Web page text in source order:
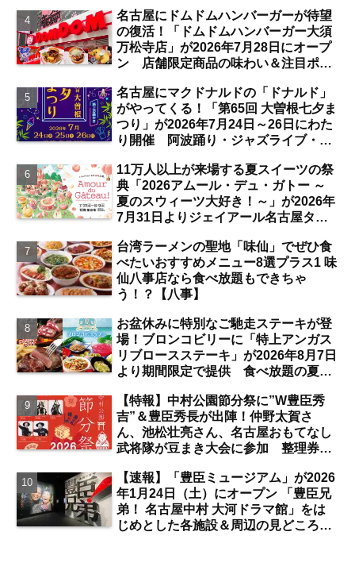
名古屋にドムドムハンバーガーが待望
の復活！「ドムドムハンバーガー大須
万松寺店」が2026年7月28日にオープ
ン 店舗限定商品の味わい＆注目ポイ
津／独自取材】
名古屋にマクドナルドの「ドナルド」
がやってくる！「第65回 大曽根七夕ま
つり」が2026年7月24日～26日にわた
り開催 阿波踊り・ジャズライブ・道
夏祭りの見どころは？【まとめ／大曽
根】
11万人以上が来場する夏スイーツの祭
典「2026アムール・デュ・ガトー ～
夏のスウィーツ大好き！～」が2026年
7月31日よりジェイアール名古屋タカ
【名古屋駅】
台湾ラーメンの聖地「味仙」でぜひ食
べたいおすすめメニュー8選プラス1 味
仙八事店なら食べ放題もできちゃ
う！？【八事】
お盆休みに特別なご馳走ステーキが登
場！ブロンコビリーに「特上アンガス
リブロースステーキ」が2026年8月7日
より期間限定で提供 食べ放題の夏ブ
発】
【特報】中村公園節分祭に”W豊臣秀
吉”＆豊臣秀長が出陣！仲野太賀さ
ん、池松壮亮さん、名古屋おもてなし
武将隊が豆まき大会に参加 整理券を
【速報】「豊臣ミュージアム」が2026
年1月24日（土）にオープン 「豊臣兄
弟！ 名古屋中村 大河ドラマ館」をは
じめとした各施設＆周辺の見どころ